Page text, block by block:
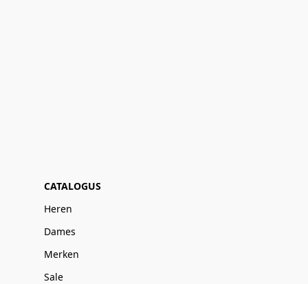
CATALOGUS
Heren
Dames
Merken
Sale